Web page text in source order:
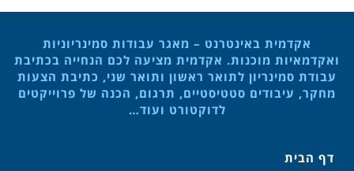
אקדמית באינטרנט – מאגר עבודות סמינריוניות
ואקדמאיות מוכנות. אקדמית מציעה לכם הנחייה בכתיבת
עבודת סמינריון לתואר ראשון ותואר שני, כתיבת הצעות
מחקר, עיבודים סטטיסטיים, תרגום, הכנה של פרוייקטים
לדוקטורט ועוד…
דף הבית